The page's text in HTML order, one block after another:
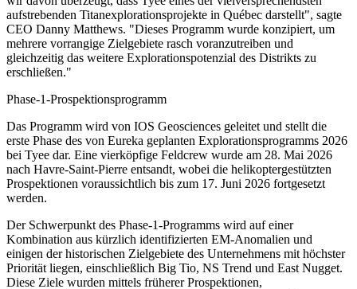
aufstrebenden Titanexplorationsprojekte in Québec darstellt", sagte
CEO Danny Matthews. "Dieses Programm wurde konzipiert, um
mehrere vorrangige Zielgebiete rasch voranzutreiben und
gleichzeitig das weitere Explorationspotenzial des Distrikts zu
erschließen."
Phase-1-Prospektionsprogramm
Das Programm wird von IOS Geosciences geleitet und stellt die
erste Phase des von Eureka geplanten Explorationsprogramms 2026
bei Tyee dar. Eine vierköpfige Feldcrew wurde am 28. Mai 2026
nach Havre-Saint-Pierre entsandt, wobei die helikoptergestützten
Prospektionen voraussichtlich bis zum 17. Juni 2026 fortgesetzt
werden.
Der Schwerpunkt des Phase-1-Programms wird auf einer
Kombination aus kürzlich identifizierten EM-Anomalien und
einigen der historischen Zielgebiete des Unternehmens mit höchster
Priorität liegen, einschließlich Big Tio, NS Trend und East Nugget.
Diese Ziele wurden mittels früherer Prospektionen,